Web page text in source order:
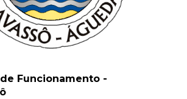
Funcionamento -